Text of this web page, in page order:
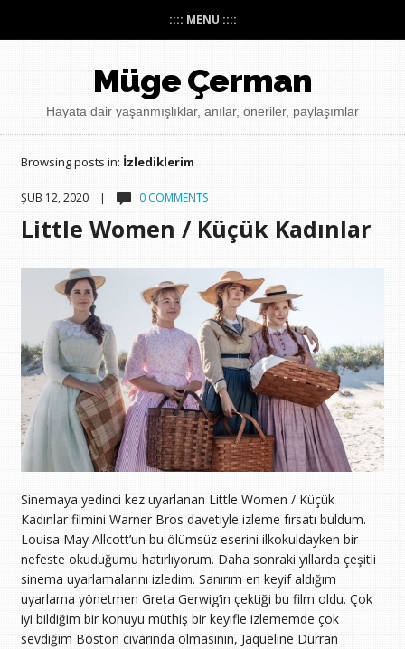
:::: MENU ::::
Müge Çerman
Hayata dair yaşanmışlıklar, anılar, öneriler, paylaşımlar
Browsing posts in: İzlediklerim
ŞUB 12, 2020 | 0 COMMENTS
Little Women / Küçük Kadınlar
Sinemaya yedinci kez uyarlanan Little Women / Küçük
Kadınlar filmini Warner Bros davetiyle izleme fırsatı buldum.
Louisa May Allcott’un bu ölümsüz eserini ilkokuldayken bir
nefeste okuduğumu hatırlıyorum. Daha sonraki yıllarda çeşitli
sinema uyarlamalarını izledim. Sanırım en keyif aldığım
uyarlama yönetmen Greta Gerwig’in çektiği bu film oldu. Çok
iyi bildiğim bir konuyu müthiş bir keyifle izlememde çok
sevdiğim Boston civarında olmasının, Jaqueline Durran